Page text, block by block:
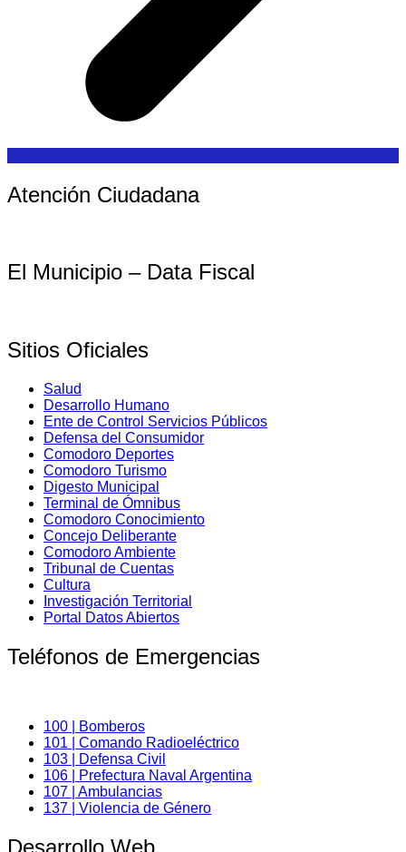
Atención Ciudadana
El Municipio – Data Fiscal
Sitios Oficiales
Salud
Desarrollo Humano
Ente de Control Servicios Públicos
Defensa del Consumidor
Comodoro Deportes
Comodoro Turismo
Digesto Municipal
Terminal de Ómnibus
Comodoro Conocimiento
Concejo Deliberante
Comodoro Ambiente
Tribunal de Cuentas
Cultura
Investigación Territorial
Portal Datos Abiertos
Teléfonos de Emergencias
100 | Bomberos
101 | Comando Radioeléctrico
103 | Defensa Civil
106 | Prefectura Naval Argentina
107 | Ambulancias
137 | Violencia de Género
Desarrollo Web